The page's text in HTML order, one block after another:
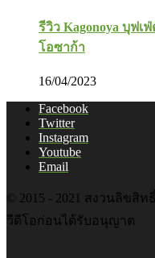
รีวิว Kagonoya บุฟ
โอซาก้า
16/04/2023
Facebook
Twitter
Instagram
Youtube
Email
© 2015 - 2021 สงวนลิข
วีดีโอก่อนได้รับอนุญาต